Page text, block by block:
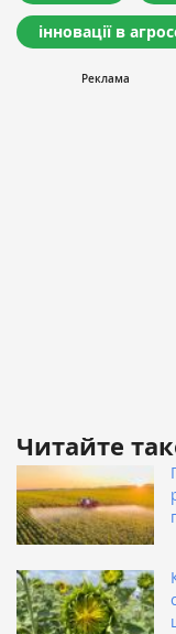
інновації в
Читайте